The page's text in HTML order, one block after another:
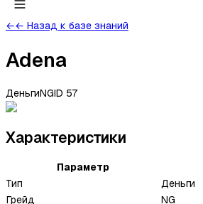
←← Назад к базе знаний
Adena
ДеньгиNGID 57
Характеристики
Параметр
Тип
Деньги
Грейд
NG